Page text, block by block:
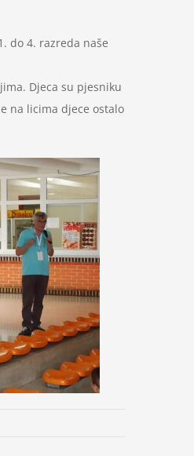
do 4. razreda naše
Djeca su pjesniku
na licima djece ostalo